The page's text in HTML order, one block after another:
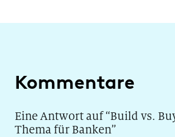
Kommentare
Eine Antwort auf “Build vs.
Thema für Banken”